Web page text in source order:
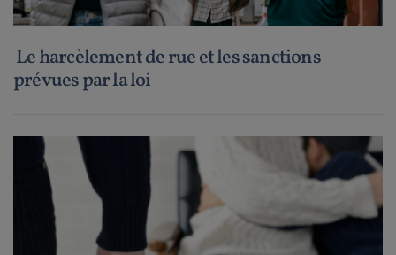
Le harcèlement de rue et les sanctions
prévues par la loi